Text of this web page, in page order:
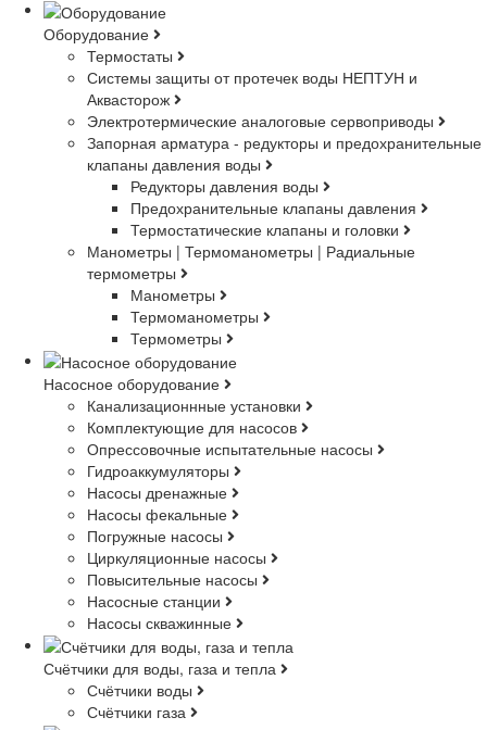
Оборудование
Термостаты
Системы защиты от протечек воды НЕПТУН и
Аквасторож
Электротермические аналоговые сервоприводы
Запорная арматура - редукторы и предохранительные
клапаны давления воды
Редукторы давления воды
Предохранительные клапаны давления
Термостатические клапаны и головки
Манометры | Термоманометры | Радиальные
термометры
Манометры
Термоманометры
Термометры
Насосное оборудование
Канализационнные установки
Комплектующие для насосов
Опрессовочные испытательные насосы
Гидроаккумуляторы
Насосы дренажные
Насосы фекальные
Погружные насосы
Циркуляционные насосы
Повысительные насосы
Насосные станции
Насосы скважинные
Счётчики для воды, газа и тепла
Счётчики воды
Счётчики газа